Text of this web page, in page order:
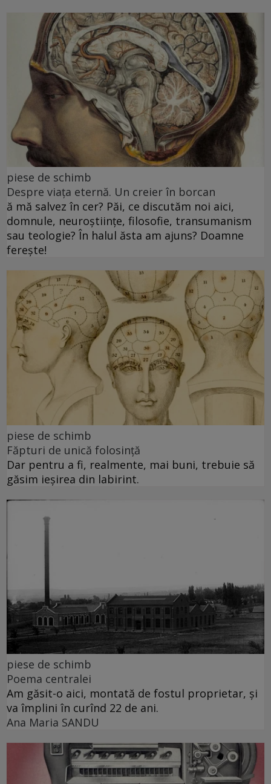
piese de schimb
Despre viața eternă. Un creier în borcan
ă mă salvez în cer? Păi, ce discutăm noi aici,
domnule, neuroștiințe, filosofie, transumanism
sau teologie? În halul ăsta am ajuns? Doamne
ferește!
piese de schimb
Făpturi de unică folosință
Dar pentru a fi, realmente, mai buni, trebuie să
găsim ieșirea din labirint.
piese de schimb
Poema centralei
Am găsit-o aici, montată de fostul proprietar, și
va împlini în curînd 22 de ani.
Ana Maria SANDU